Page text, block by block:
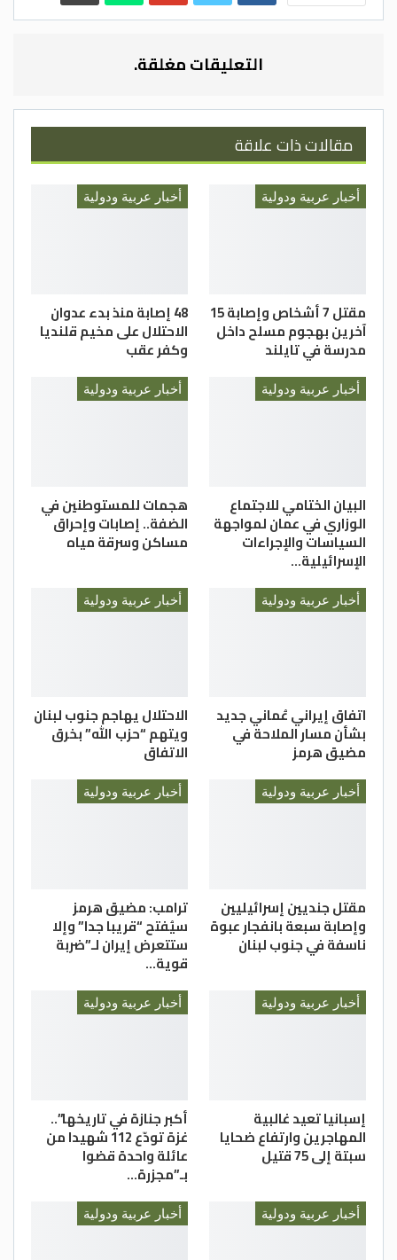
التعليقات مغلقة.
مقالات ذات علاقة
أخبار عربية ودولية
مقتل 7 أشخاص وإصابة 15
آخرين بهجوم مسلح داخل
مدرسة في تايلند
أخبار عربية ودولية
48 إصابة منذ بدء عدوان
الاحتلال على مخيم قلنديا
وكفر عقب
أخبار عربية ودولية
البيان الختامي للاجتماع
الوزاري في عمان لمواجهة
السياسات والإجراءات
الإسرائيلية…
أخبار عربية ودولية
هجمات للمستوطنين في
الضفة.. إصابات وإحراق
مساكن وسرقة مياه
أخبار عربية ودولية
اتفاق إيراني عُماني جديد
بشأن مسار الملاحة في
مضيق هرمز
أخبار عربية ودولية
الاحتلال يهاجم جنوب لبنان
ويتهم “حزب الله” بخرق
الاتفاق
أخبار عربية ودولية
مقتل جنديين إسرائيليين
وإصابة سبعة بانفجار عبوة
ناسفة في جنوب لبنان
أخبار عربية ودولية
ترامب: مضيق هرمز
سيُفتح “قريبا جدا” وإلا
ستتعرض إيران لـ”ضربة
قوية…
أخبار عربية ودولية
إسبانيا تعيد غالبية
المهاجرين وارتفاع ضحايا
سبتة إلى 75 قتيل
أخبار عربية ودولية
أكبر جنازة في تاريخها”..
غزة تودّع 112 شهيدا من
عائلة واحدة قضوا
بـ”مجزرة…
أخبار عربية ودولية أخبار عربية ودولية